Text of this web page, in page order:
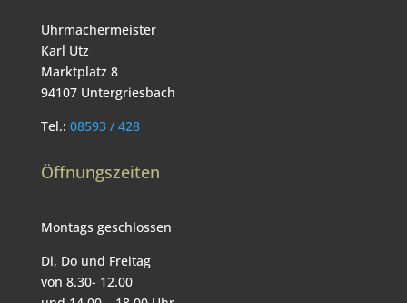
Uhrmachermeister
Karl Utz
Marktplatz 8
94107 Untergriesbach
Tel.: 08593 / 428
Öffnungszeiten
Montags geschlossen
Di, Do und Freitag
von 8.30- 12.00